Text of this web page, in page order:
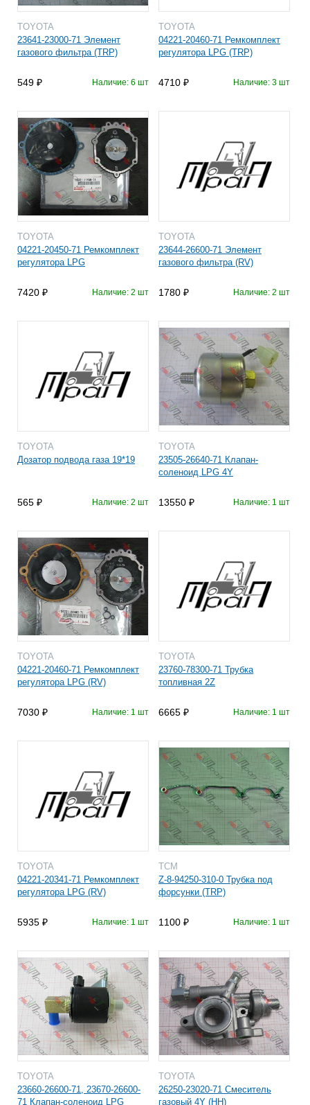
TOYOTA
23641-23000-71 Элемент
газового фильтра (TRP)
549 Наличие: 6 шт
TOYOTA
04221-20460-71 Ремкомплект
регулятора LPG (TRP)
4710 Наличие: 3 шт
TOYOTA
04221-20450-71 Ремкомплект
регулятора LPG
7420 Наличие: 2 шт
TOYOTA
23644-26600-71 Элемент
газового фильтра (RV)
1780 Наличие: 2 шт
TOYOTA
Дозатор подвода газа 19*19
565 Наличие: 2 шт
TOYOTA
23505-26640-71 Клапан-
соленоид LPG 4Y
13550 Наличие: 1 шт
TOYOTA
04221-20460-71 Ремкомплект
регулятора LPG (RV)
7030 Наличие: 1 шт
TOYOTA
23760-78300-71 Трубка
топливная 2Z
6665 Наличие: 1 шт
TOYOTA
04221-20341-71 Ремкомплект
регулятора LPG (RV)
5935 Наличие: 1 шт
TCM
Z-8-94250-310-0 Трубка под
форсунки (TRP)
1100 Наличие: 1 шт
TOYOTA
23660-26600-71, 23670-26600-
71 Клапан-соленоид LPG
TOYOTA
26250-23020-71 Смеситель
газовый 4Y (HH)